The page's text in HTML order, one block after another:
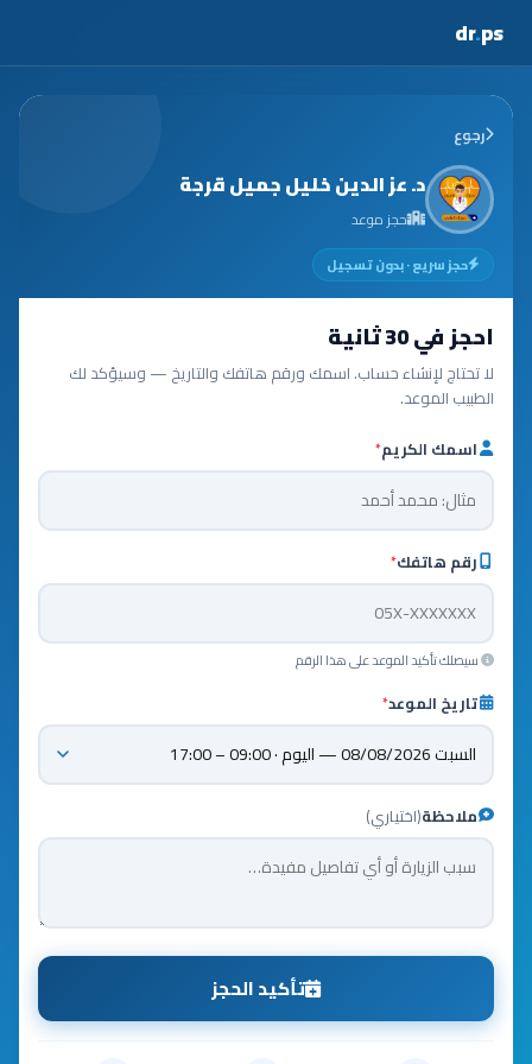
dr.ps
رجوع
د. عز الدين خليل جميل قرجة
حجز موعد
حجز سريع · بدون تسجيل
احجز في 30 ثانية
لا تحتاج لإنشاء حساب. اسمك ورقم هاتفك والتاريخ — وسيؤكد لك
الطبيب الموعد.
اسمك الكريم*
رقم هاتفك*
سيصلك تأكيد الموعد على هذا الرقم
تاريخ الموعد*
ملاحظة(اختياري)
تأكيد الحجز